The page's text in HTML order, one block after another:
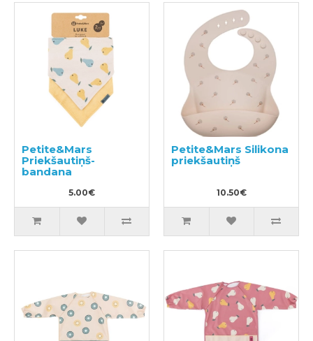
Petite&Mars
Priekšautiņš-
bandana
5.00€
Petite&Mars Silikona
priekšautiņš
10.50€